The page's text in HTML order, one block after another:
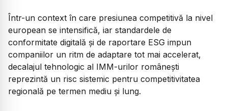
Într-un context în care presiunea competitivă la nivel
european se intensifică, iar standardele de
conformitate digitală și de raportare ESG impun
companiilor un ritm de adaptare tot mai accelerat,
decalajul tehnologic al IMM-urilor românești
reprezintă un risc sistemic pentru competitivitatea
regională pe termen mediu și lung.